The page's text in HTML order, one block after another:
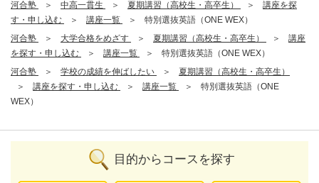
河合塾
中高一貫生 夏期講習（高校生・高卒生）
講座を探
す・申し込む
講座一覧
特別選抜英語（ONE WEX）
河合塾
大学合格をめざす 夏期講習（高校生・高卒生）
講座
を探す・申し込む
講座一覧
特別選抜英語（ONE WEX）
河合塾
学校の成績を伸ばしたい
夏期講習（高校生・高卒生）
講座を探す・申し込む
講座一覧
特別選抜英語（ONE
WEX）
目的からコースを探す